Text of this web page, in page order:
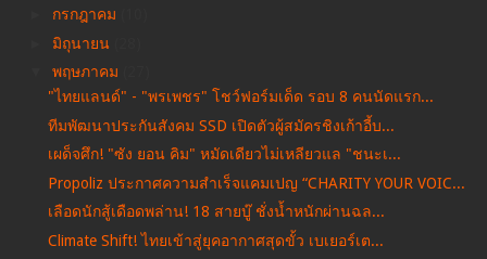
กรกฎาคม
มิถุนายน
พฤษภาคม
"ไทยแลนด์" - "พรเพชร" โชว์ฟอร์มเด็ด รอบ 8 คนนัดแรก...
ทีมพัฒนาประกันสังคม SSD เปิดตัวผู้สมัครชิงเก้าอี้บ...
เผด็จศึก! "ซัง ยอน คิม" หมัดเดียวไม่เหลียวแล "ชนะเ...
Propoliz ประกาศความสำเร็จแคมเปญ “CHARITY YOUR VOIC...
เลือดนักสู้เดือดพล่าน! 18 สายบู๊ ชั่งน้ำหนักผ่านฉล...
Climate Shift! ไทยเข้าสู่ยุคอากาศสุดขั้ว เบเยอร์เต...